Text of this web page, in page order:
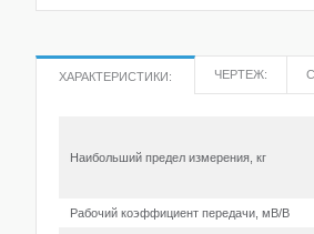
ХАРАКТЕРИСТИКИ: ЧЕРТЕЖ:
Наибольший предел измерения, кг
Рабочий коэффициент передачи, мВ/В